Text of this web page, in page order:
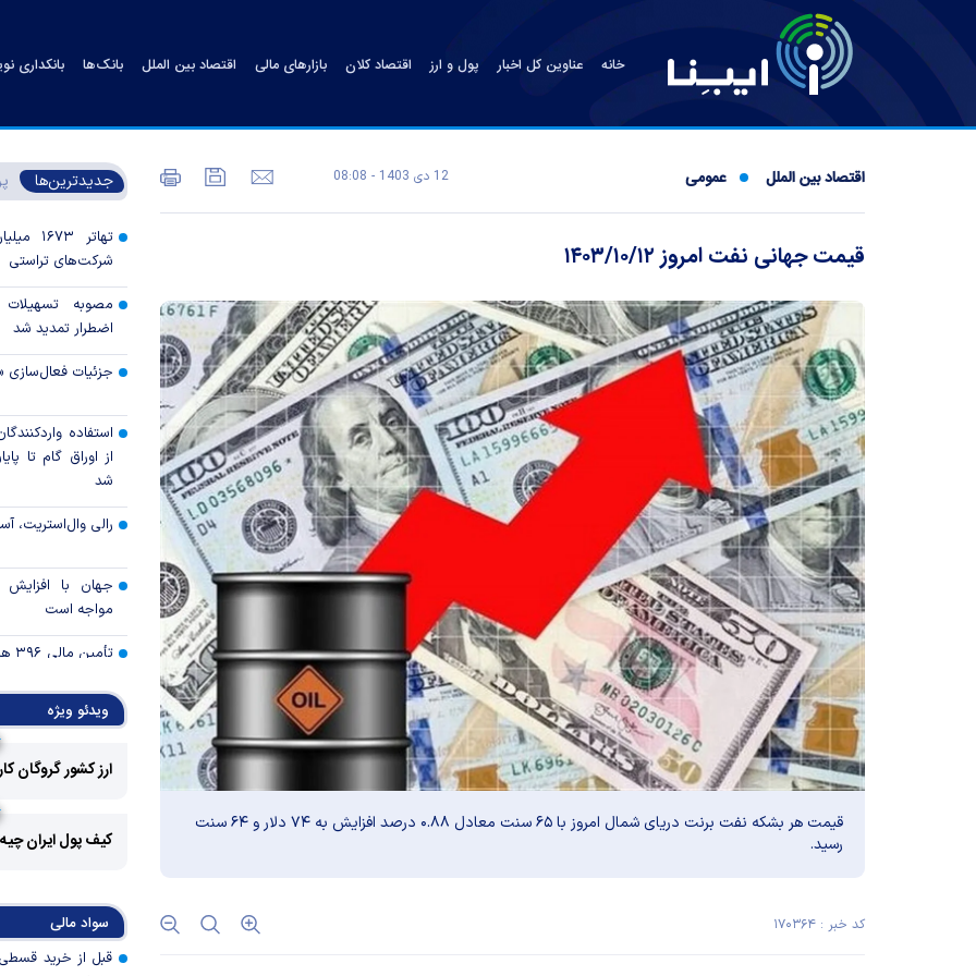
خانه عناوین کل اخبار پول و ارز اقتصاد کلان بازارهای مالی اقتصاد بین الملل بانک‌ها بانکداری
اقتصاد بین الملل عمومی 12 دی 1403 - 08:08
قیمت جهانی نفت امروز ۱۴۰۳/۱۰/۱۲
قیمت هر بشکه نفت برنت دریای شمال امروز با ۶۵ سنت معادل ۰.۸۸ درصد افزایش به ۷۴ دلار و ۶۴ سنت
رسید.
کد خبر : ۱۷۰۳۶۴
جدیدترین‌ها
تهاتر
شرکت‌های تراستی
مصوبه
اضطرار تمدید شد
جزئیات فعال‌سازی
استفاده
شد
رالی وال‌استریت،
جهان با
مواجه است
پروژه‌ها در اولویت
اولویت‌های
اقتصاد جنگی
قیمت دلار و یورو
امروز پنجشنبه ۱۵ مرداد ۱۴۰۵
کارت‌های بازرگانی
رکوردشکنی قیمت
جهانی
ویدئو ویژه
ارز کشور گروگان
کیف پول ایران
سواد مالی